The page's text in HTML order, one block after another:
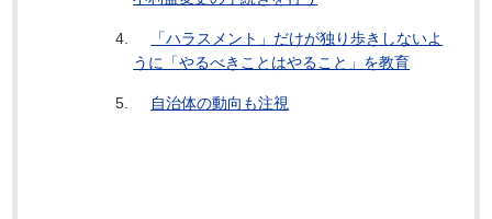
「ハラスメント」だけが独り歩きしないよ
うに「やるべきことはやること」を教育
自治体の動向も注視